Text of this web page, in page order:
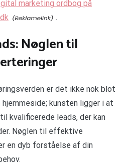
marketing ordbog på
.
Nøglen til
er det ikke nok blot
kunsten ligger i at
kvalificerede leads, der kan
Nøglen til effektive
en dyb forståelse af din